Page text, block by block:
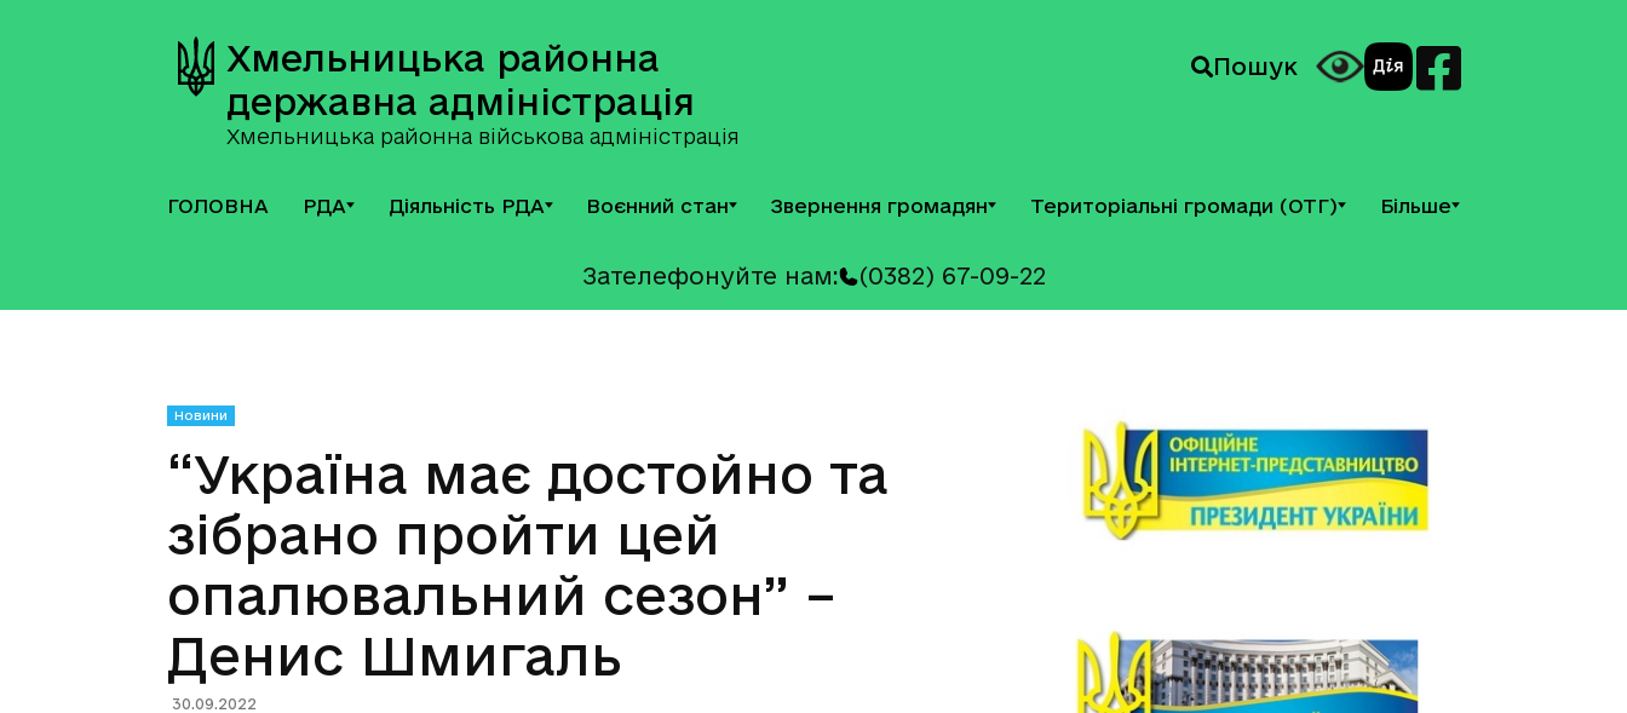
Хмельницька районна
державна адміністрація
Хмельницька районна військова адміністрація
Пошук
ГОЛОВНА РДА Діяльність РДА Воєнний стан Звернення громадян Територіальні громади (ОТГ) Більше
Зателефонуйте нам: (0382) 67-09-22
Новини
“Україна має достойно та
зібрано пройти цей
опалювальний сезон” –
Денис Шмигаль
30.09.2022